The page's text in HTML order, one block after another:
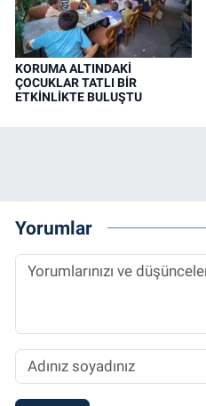
KORUMA ALTINDAKİ
ÇOCUKLAR TATLI BİR
ETKİNLİKTE BULUŞTU
Yorumlar